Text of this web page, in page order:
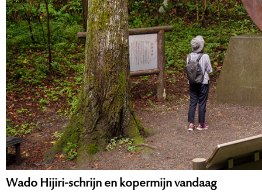
Wado Hijiri-schrijn en kopermijn vandaag